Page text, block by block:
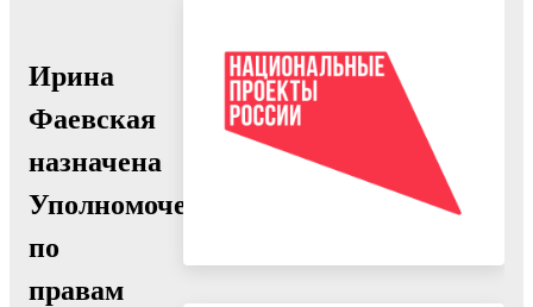
Ирина
Фаевская
назначена
Уполномоченным
по
правам